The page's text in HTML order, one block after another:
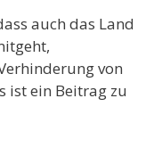
auch das Land
von
ist ein Beitrag zu